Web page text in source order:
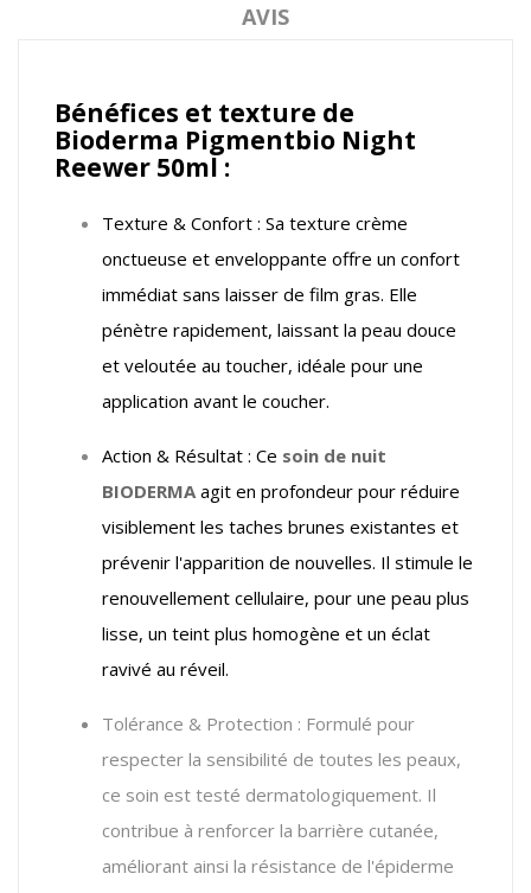
AVIS
Bénéfices et texture de
Bioderma Pigmentbio Night
Reewer 50ml :
Texture & Confort : Sa texture crème
onctueuse et enveloppante offre un confort
immédiat sans laisser de film gras. Elle
pénètre rapidement, laissant la peau douce
et veloutée au toucher, idéale pour une
application avant le coucher.
Action & Résultat : Ce soin de nuit
BIODERMAagit en profondeur pour réduire
visiblement les taches brunes existantes et
prévenir l'apparition de nouvelles. Il stimule le
renouvellement cellulaire, pour une peau plus
lisse, un teint plus homogène et un éclat
ravivé au réveil.
Tolérance & Protection : Formulé pour
respecter la sensibilité de toutes les peaux,
ce soin est testé dermatologiquement. Il
contribue à renforcer la barrière cutanée,
améliorant ainsi la résistance de l'épiderme